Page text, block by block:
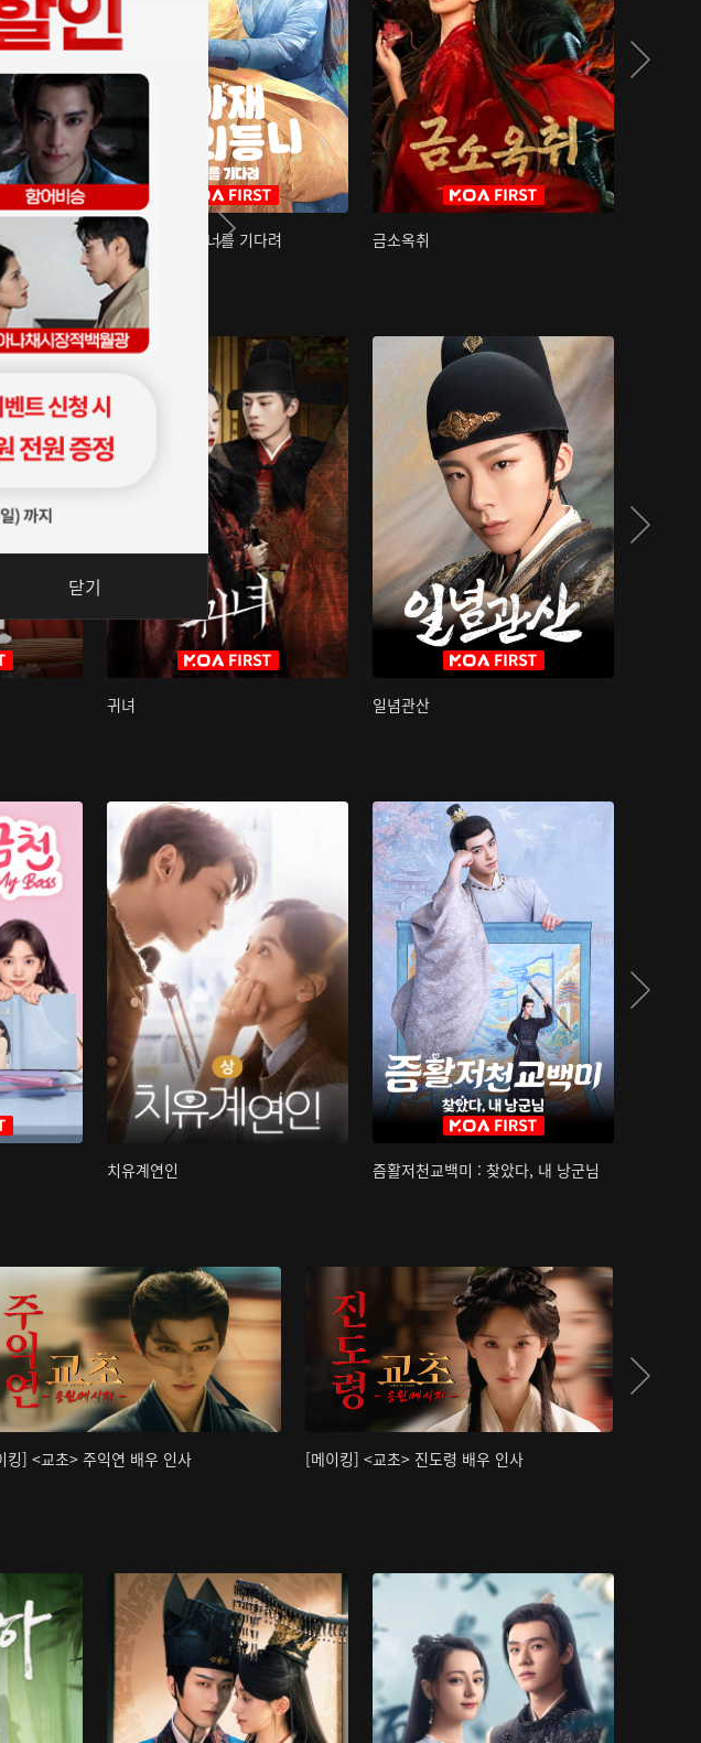
아재저리등니 : 너를 기다려 금소옥취
귀녀 일념관산
치유계연인 즘활저천교백미 : 찾았다, 내 낭군님
킹] <교초> 주익연 배우 인사 [메이킹] <교초> 진도령 배우 인사
닫기